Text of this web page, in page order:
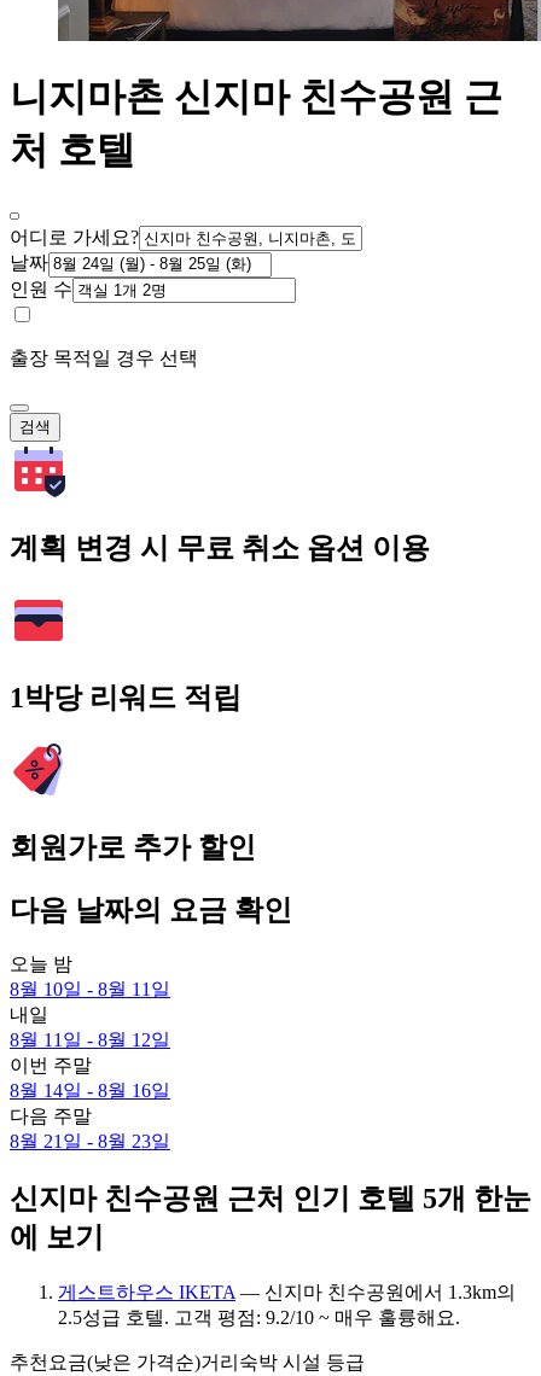
니지마촌 신지마 친수공원 근
처 호텔
어디로 가세요?
날짜
인원 수
출장 목적일 경우 선택
검색
계획 변경 시 무료 취소 옵션 이용
1박당 리워드 적립
회원가로 추가 할인
다음 날짜의 요금 확인
오늘 밤
8월 10일 - 8월 11일
내일
8월 11일 - 8월 12일
이번 주말
8월 14일 - 8월 16일
다음 주말
8월 21일 - 8월 23일
신지마 친수공원 근처 인기 호텔 5개 한눈
에 보기
게스트하우스 IKETA — 신지마 친수공원에서 1.3km의
2.5성급 호텔. 고객 평점: 9.2/10 ~ 매우 훌륭해요.
추천 요금(낮은 가격순)거리 숙박 시설 등급